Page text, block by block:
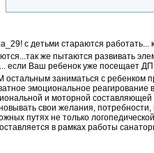
с детьми стараются
же пытаются развивать
если Ваш ребенок уже посещает
остальным заниматься с ребенком
эмоциональное реагирование
и моторной составляющей
свои желания,
путях не только
в рамках работы